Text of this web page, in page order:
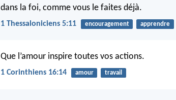
dans la foi, comme vous le faites déjà.
1 Thessaloniciens 5:11 encouragement apprendre
Que l’amour inspire toutes vos actions.
1 Corinthiens 16:14 amour travail